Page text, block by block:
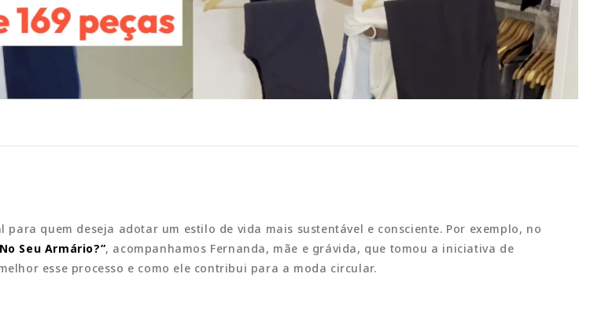
quem deseja adotar um estilo de vida mais sustentável e consciente. Por exemplo, no
Seu Armário?”, acompanhamos Fernanda, mãe e grávida, que tomou a iniciativa de
esse processo e como ele contribui para a moda circular.